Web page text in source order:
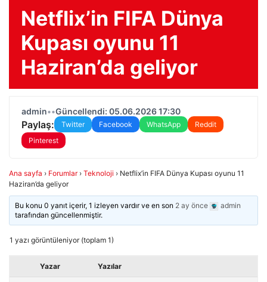
Netflix’in FIFA Dünya
Kupası oyunu 11
Haziran’da geliyor
admin••Güncellendi: 05.06.2026 17:30
Paylaş: Twitter Facebook WhatsApp
Reddit
Pinterest
Ana sayfa › Forumlar › Teknoloji › Netflix’in FIFA Dünya Kupası oyunu 11
Haziran’da geliyor
Bu konu 0 yanıt içerir, 1 izleyen vardır ve en son 2 ay önce
admin
tarafından güncellenmiştir.
1 yazı görüntüleniyor (toplam 1)
Yazar Yazılar